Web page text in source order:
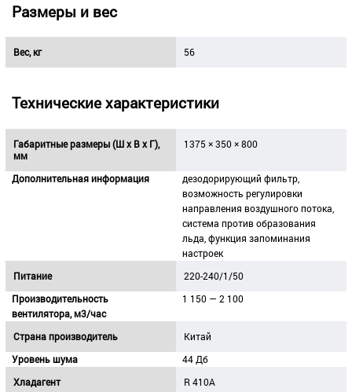
Размеры и вес
Вес, кг 56
Технические характеристики
Габаритные размеры (Ш х В х Г),
мм
1375 × 350 × 800
Дополнительная информация
дезодорирующий фильтр,
возможность регулировки
направления воздушного потока,
система против образования
льда, функция запоминания
настроек
Питание
220-240/1/50
Производительность
вентилятора, м3/час
1 150 — 2 100
Страна производитель
Китай
Уровень шума
44 Дб
Хладагент
R 410A